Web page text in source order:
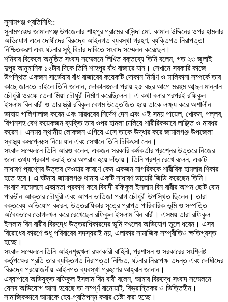
‎সুনামগঞ্জ প্রতিনিধি::
‎সুনামগঞ্জের জামালগঞ্জ উপজেলার শাহপুর গ্রামের বাসিন্দা মো. কামাল উদ্দিনের ওপর হামলার
অভিযোগ এনে দোষীদের বিরুদ্ধে আইনগত ব্যবস্থা গ্রহণ, ব্যক্তিগত নিরাপত্তা
নিশ্চিতকরণ এবং ঘটনার সুষ্ঠু বিচার দাবিতে সংবাদ সম্মেলন করেছেন।
‎শনিবার বিকেলে অনুষ্ঠিত সংবাদ সম্মেলনে লিখিত বক্তব্যে তিনি বলেন, গত ২৩ জুলাই
দুপুর আনুমানিক ১২টার দিকে তিনি শাহপুর বাঁধ বাজারে যান। সেখানে সরকারি কাজে
উপস্থিত একজন সার্ভেয়ার বাঁধ বাজারের কয়েকটি দোকান নির্মাণ ও মালিকানা সম্পর্কে তার
কাছে জানতে চাইলে তিনি জানান, দোকানগুলো প্রায় ২৫ বছর আগে মরহুম আব্দুল মান্নান
চৌধুরী ওরফে তেলা মিয়া চৌধুরী নির্মাণ করেছিলেন। এ কথা বলার পরপরই রফিকুল
ইসলাম বিন বারী ও তার স্ত্রী রবিকুল বেগম উত্তেজিত হয়ে তাকে লক্ষ্য করে অশালীন
ভাষায় গালিগালাজ করেন এবং মারধরের নির্দেশ দেন এবং ওই সময় পায়েল, খোকন, পল্লব,
রিগানসহ বেশ কয়েকজন ব্যক্তি তার ওপর হামলা চালিয়ে শারীরিকভাবে লাঞ্ছিত ও মারধর
করেন। এসময় স্থানীয় লোকজন এগিয়ে এসে তাকে উদ্ধার করে জামালগঞ্জ উপজেলা
স্বাস্থ্য কমপ্লেক্সে নিয়ে যান এবং সেখানে তিনি চিকিৎসা নেন।
‎সংবাদ সম্মেলনে তিনি আরও বলেন, একজন সরকারি কর্মকর্তার প্রশ্নের উত্তরে নিজের
জানা তথ্য প্রকাশ করাই তার অপরাধ হয়ে দাঁড়ায়। তিনি প্রশ্ন রেখে বলেন, একটি
সাধারণ প্রশ্নের উত্তর দেওয়ার কারণে কেন একজন নাগরিককে শারীরিক হামলার শিকার
হতে হবে। এ ঘটনায় জামালগঞ্জ থানায় একটি সাধারণ ডায়েরি জিডি করেছেন তিনি।
‎সংবাদ সম্মেলনে একাত্মতা প্রকাশ করে বিবাদী রফিকুল ইসলাম বিন বারীর আপন ছোট বোন
পারভীন আক্তার চৌধুরী এবং আপন ভাতিজা পরাগ চৌধুরী উপস্থিত ছিলেন। তারা
বক্তব্যে অভিযোগ করেন, উত্তরাধিকার সূত্রে প্রাপ্ত পারিবারিক ভূমি ও সম্পত্তি
অবৈধভাবে ভোগদখল করে রেখেছেন রফিকুল ইসলাম বিন বারী। এসময় তারা রফিকুল
ইসলাম বিন বারীর বিরুদ্ধে উত্তরাধিকারদের ভূমি দখলের অভিযোগ তুলে ধরেন। এসব
বিরোধের কারণে শুধু পরিবারের সদস্যরাই নয়, এলাকার সামাজিক সম্প্রীতিও ক্ষতিগ্রস্ত
হচ্ছে।
‎সংবাদ সম্মেলনে তিনি আইনশৃঙ্খলা রক্ষাকারী বাহিনী, প্রশাসন ও সরকারের সংশ্লিষ্ট
কর্তৃপক্ষের প্রতি তার ব্যক্তিগত নিরাপত্তা নিশ্চিত, ঘটনার নিরপেক্ষ তদন্ত এবং দোষীদের
বিরুদ্ধে প্রয়োজনীয় আইনগত ব্যবস্থা গ্রহণের আহ্বান জানান।
‎এব্যাপারে অভিযুক্ত রফিকুল ইসলাম বিন বারী বলেন, আমার বিরুদ্ধে সংবাদ সম্মেলনে
যেসব অভিযোগ আনা হয়েছে তা সম্পূর্ণ বানোয়াট, বিভ্রান্তিকর ও ভিত্তিহীন।
সামাজিকভাবে আমাকে হেয়-প্রতিপন্ন করার চেষ্টা করা হচ্ছে।